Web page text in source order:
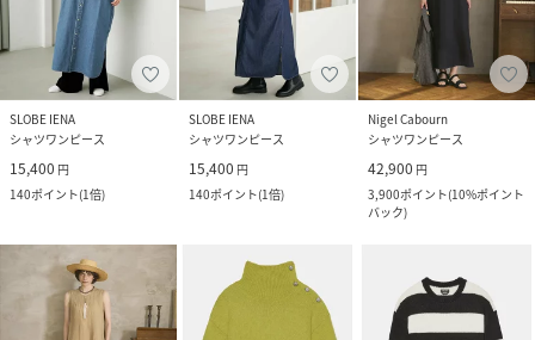
SLOBE IENA
シャツワンピース
15,400 円
140ポイント(1倍)
SLOBE IENA
シャツワンピース
15,400 円
140ポイント(1倍)
Nigel Cabourn
シャツワンピース
42,900 円
3,900ポイント(10%ポイント
バック)